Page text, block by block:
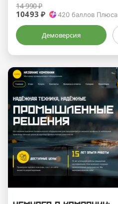
14 990 ₽
10493 ₽ 420 баллов Плюса
Демоверсия